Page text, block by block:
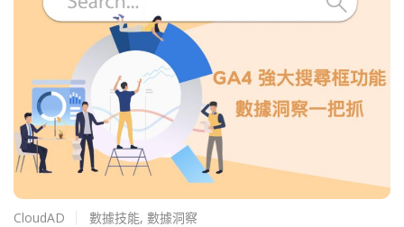
CloudAD 數據技能, 數據洞察